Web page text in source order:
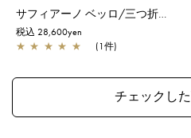
税込 28,600yen
★ ★ ★ ★ ★ (1件)